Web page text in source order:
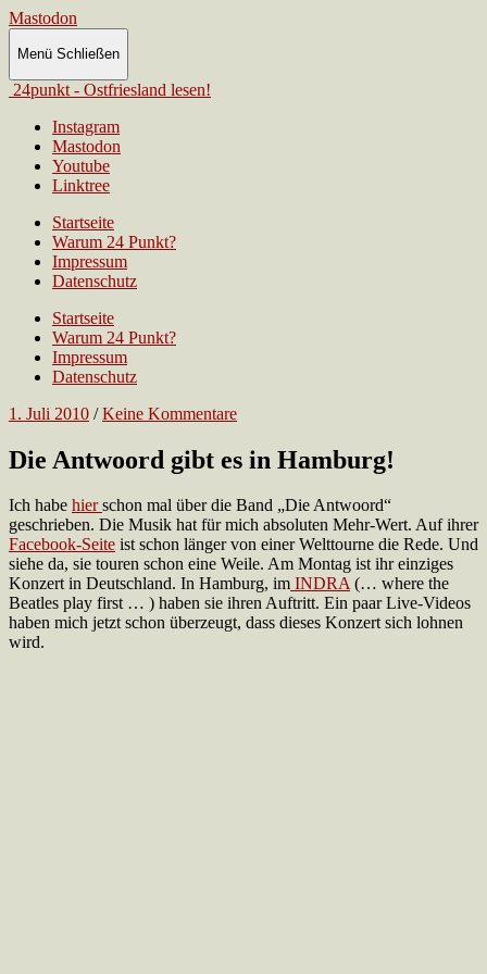
Mastodon
Menü Schließen
24punkt - Ostfriesland lesen!
Instagram
Mastodon
Youtube
Linktree
Startseite
Warum 24 Punkt?
Impressum
Datenschutz
Startseite
Warum 24 Punkt?
Impressum
Datenschutz
1. Juli 2010 / Keine Kommentare
Die Antwoord gibt es in Hamburg!
Ich habe hierschon mal über die Band „Die Antwoord“
geschrieben. Die Musik hat für mich absoluten Mehr-Wert. Auf ihrer
Facebook-Seite ist schon länger von einer Welttourne die Rede. Und
siehe da, sie touren schon eine Weile. Am Montag ist ihr einziges
Konzert in Deutschland. In Hamburg, im INDRA(… where the
Beatles play first … ) haben sie ihren Auftritt. Ein paar Live-Videos
haben mich jetzt schon überzeugt, dass dieses Konzert sich lohnen
wird.